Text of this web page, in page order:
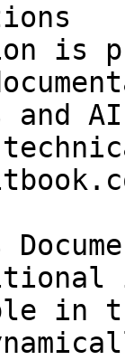
is
and
in